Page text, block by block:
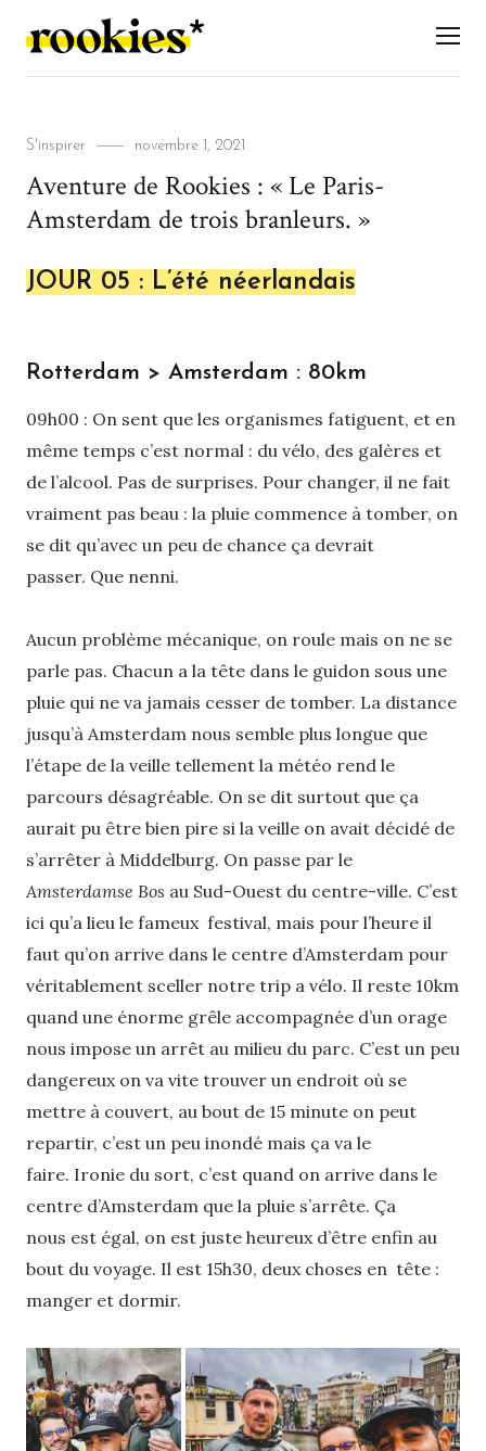
LES ROOKIES
Categories
S'inspirer
Posted
novembre 1, 2021
Aventure de Rookies : « Le Paris-
Amsterdam de trois branleurs. »
JOUR 05 : L’été néerlandais
Rotterdam > Amsterdam : 80km
09h00 : On sent que les organismes fatiguent, et en
même temps c’est normal : du vélo, des galères et
de l’alcool. Pas de surprises. Pour changer, il ne fait
vraiment pas beau : la pluie commence à tomber, on
se dit qu’avec un peu de chance ça devrait
passer. Que nenni.
Aucun problème mécanique, on roule mais on ne se
parle pas. Chacun a la tête dans le guidon sous une
pluie qui ne va jamais cesser de tomber. La distance
jusqu’à Amsterdam nous semble plus longue que
l’étape de la veille tellement la météo rend le
parcours désagréable. On se dit surtout que ça
aurait pu être bien pire si la veille on avait décidé de
s’arrêter à Middelburg. On passe par le
Amsterdamse Bos au Sud-Ouest du centre-ville. C’est
ici qu’a lieu le fameux festival, mais pour l’heure il
faut qu’on arrive dans le centre d’Amsterdam pour
véritablement sceller notre trip a vélo. Il reste 10km
quand une énorme grêle accompagnée d’un orage
nous impose un arrêt au milieu du parc. C’est un peu
dangereux on va vite trouver un endroit où se
mettre à couvert, au bout de 15 minute on peut
repartir, c’est un peu inondé mais ça va le
faire. Ironie du sort, c’est quand on arrive dans le
centre d’Amsterdam que la pluie s’arrête. Ça
nous est égal, on est juste heureux d’être enfin au
bout du voyage. Il est 15h30, deux choses en tête :
manger et dormir.